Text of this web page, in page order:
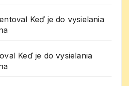
Keď je do vysielania
Keď je do vysielania